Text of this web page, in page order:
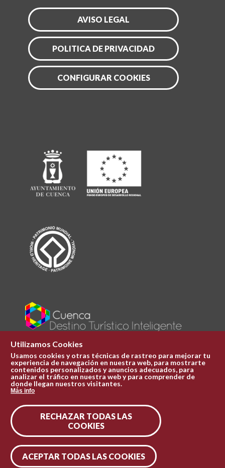
AVISO LEGAL
POLITICA DE PRIVACIDAD
CONFIGURAR COOKIES
Plaza Mayor 1
969 241 051
ofi.turismo@cuenca.es
Síguenos en las redes
Utilizamos Cookies
Usamos cookies y otras técnicas de rastreo para mejorar tu
experiencia de navegación en nuestra web, para mostrarte
contenidos personalizados y anuncios adecuados, para
analizar el tráfico en nuestra web y para comprender de
donde llegan nuestros visitantes.
Más info
RECHAZAR TODAS LAS
COOKIES
ACEPTAR TODAS LAS COOKIES